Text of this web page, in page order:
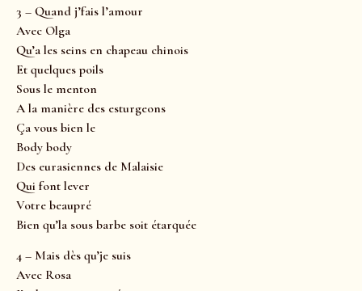
3 – Quand j’fais l’amour
Avec Olga
Qu’a les seins en chapeau chinois
Et quelques poils
Sous le menton
A la manière des esturgeons
Ça vous bien le
Body body
Des eurasiennes de Malaisie
Qui font lever
Votre beaupré
Bien qu’la sous barbe soit étarquée
4 – Mais dès qu’je suis
Avec Rosa